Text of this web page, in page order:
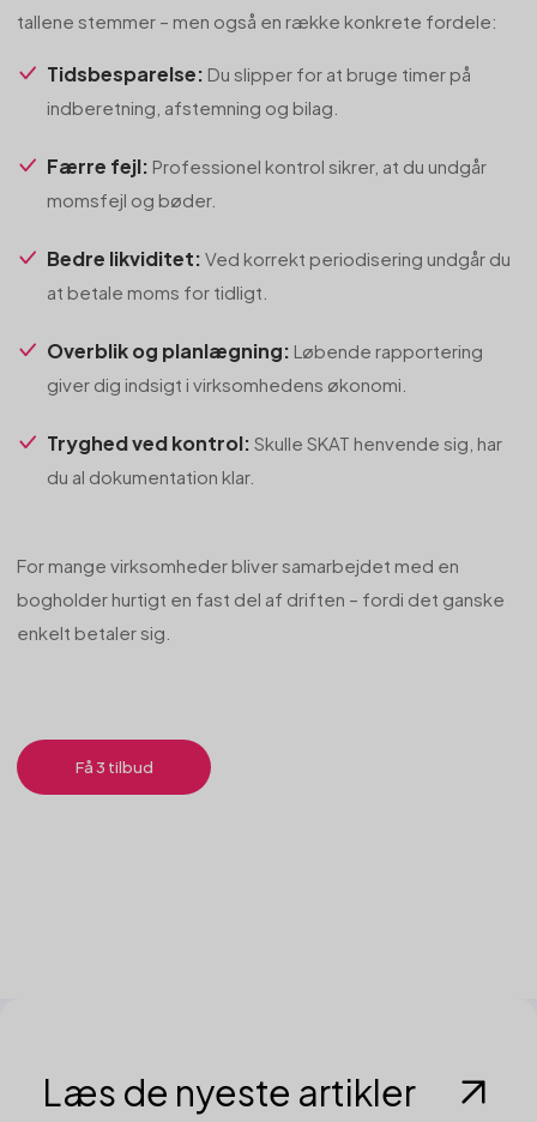
tallene stemmer – men også en række konkrete fordele:
Tidsbesparelse: Du slipper for at bruge timer på
indberetning, afstemning og bilag.
Færre fejl: Professionel kontrol sikrer, at du undgår
momsfejl og bøder.
Bedre likviditet: Ved korrekt periodisering undgår du
at betale moms for tidligt.
Overblik og planlægning: Løbende rapportering
giver dig indsigt i virksomhedens økonomi.
Tryghed ved kontrol: Skulle SKAT henvende sig, har
du al dokumentation klar.
For mange virksomheder bliver samarbejdet med en
bogholder hurtigt en fast del af driften – fordi det ganske
enkelt betaler sig.
Få 3 tilbud
Læs de nyeste artikler